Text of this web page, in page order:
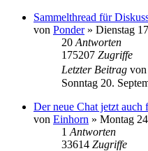
Sammelthread für
von Ponder» Dienstag
20 Antworten
175207 Zugriffe
Letzter Beitrag von
Sonntag 20.
Der neue Chat jetzt auch
von Einhorn » Montag
1 Antworten
33614 Zugriffe